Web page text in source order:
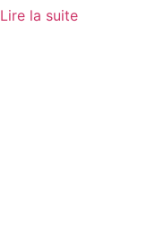
Lire la suite